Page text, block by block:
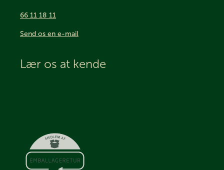
66 11 18 11
Send os en e-mail
Lær os at kende